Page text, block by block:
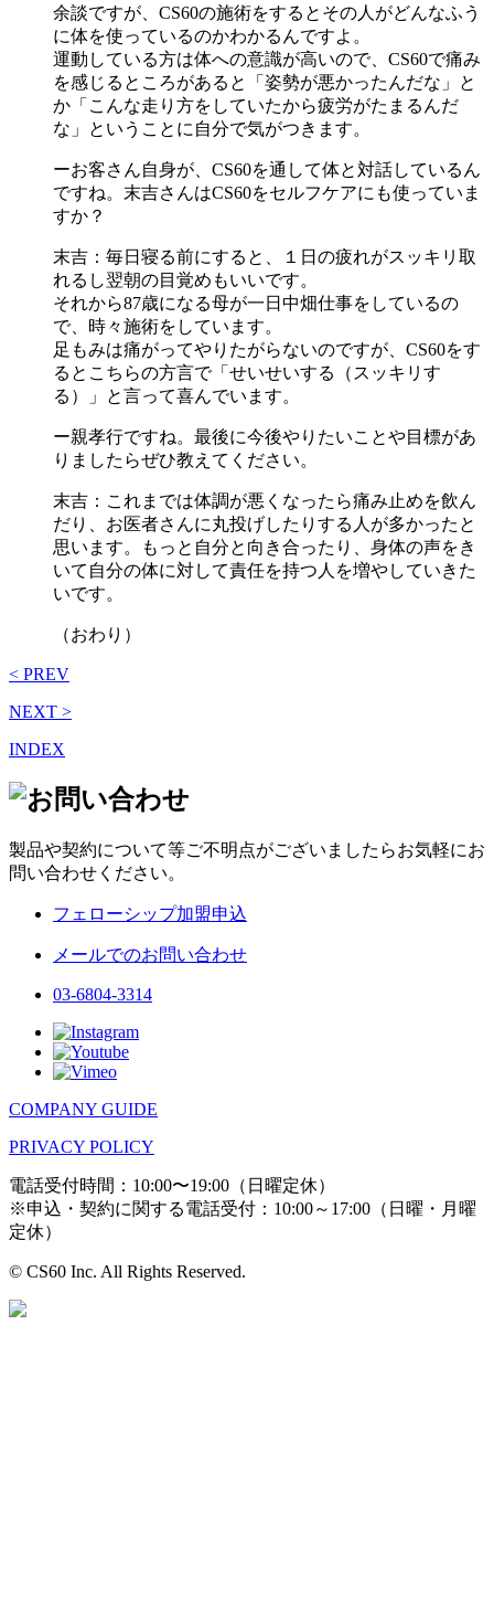
余談ですが、CS60の施術をするとその人がどんなふう
に体を使っているのかわかるんですよ。
運動している方は体への意識が高いので、CS60で痛み
を感じるところがあると「姿勢が悪かったんだな」と
か「こんな走り方をしていたから疲労がたまるんだ
な」ということに自分で気がつきます。
ーお客さん自身が、CS60を通して体と対話しているん
ですね。末吉さんはCS60をセルフケアにも使っていま
すか？
末吉：毎日寝る前にすると、１日の疲れがスッキリ取
れるし翌朝の目覚めもいいです。
それから87歳になる母が一日中畑仕事をしているの
で、時々施術をしています。
足もみは痛がってやりたがらないのですが、CS60をす
るとこちらの方言で「せいせいする（スッキリす
る）」と言って喜んでいます。
ー親孝行ですね。最後に今後やりたいことや目標があ
りましたらぜひ教えてください。
末吉：これまでは体調が悪くなったら痛み止めを飲ん
だり、お医者さんに丸投げしたりする人が多かったと
思います。もっと自分と向き合ったり、身体の声をき
いて自分の体に対して責任を持つ人を増やしていきた
いです。
（おわり）
< PREV
NEXT >
INDEX
製品や契約について等ご不明点がございましたらお気軽にお
問い合わせください。
フェローシップ加盟申込
メールでのお問い合わせ
03-6804-3314
COMPANY GUIDE
PRIVACY POLICY
電話受付時間：10:00〜19:00（日曜定休）
※申込・契約に関する電話受付：10:00～17:00（日曜・月曜
定休）
© CS60 Inc. All Rights Reserved.